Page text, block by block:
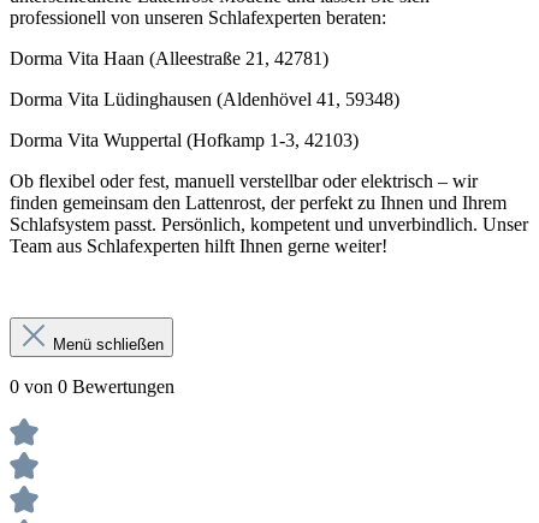
professionell von unseren Schlafexperten beraten:
Dorma Vita Haan (Alleestraße 21, 42781)
Dorma Vita Lüdinghausen (Aldenhövel 41, 59348)
Dorma Vita Wuppertal (Hofkamp 1-3, 42103)
Ob flexibel oder fest, manuell verstellbar oder elektrisch – wir
finden gemeinsam den Lattenrost, der perfekt zu Ihnen und Ihrem
Schlafsystem passt. Persönlich, kompetent und unverbindlich. Unser
Team aus Schlafexperten hilft Ihnen gerne weiter!
Menü schließen
0 von 0 Bewertungen